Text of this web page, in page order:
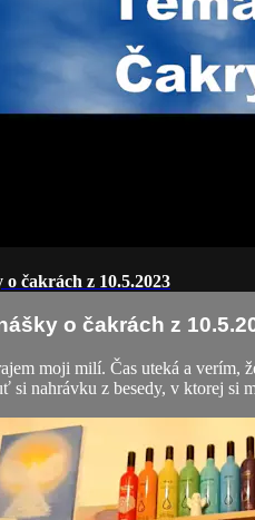
čakrách z 10.5.2023
o čakrách z
moji milí. Čas uteká a verím,
si nahrávku z besedy, v ktorej si